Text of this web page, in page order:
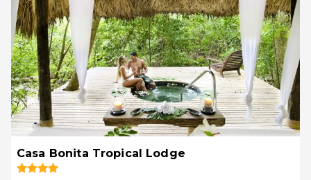
Casa Bonita Tropical Lodge